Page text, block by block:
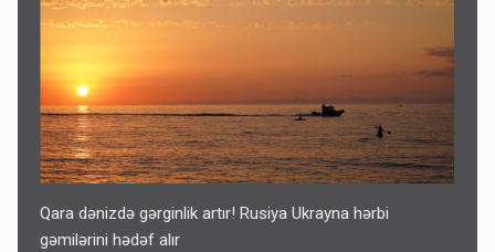
Qara dənizdə gərginlik artır! Rusiya Ukrayna hərbi
gəmilərini hədəf alır